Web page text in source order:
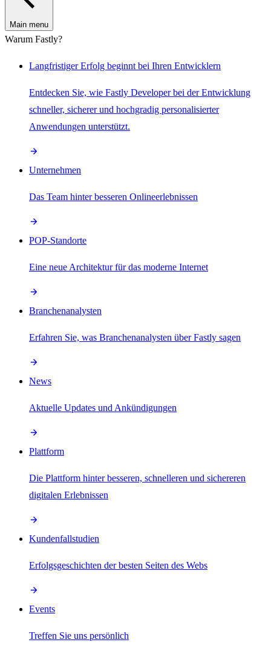
Main menu
Warum Fastly?
Langfristiger Erfolg beginnt bei Ihren Entwicklern
Entdecken Sie, wie Fastly Developer bei der Entwicklung
schneller, sicherer und hochgradig personalisierter
Anwendungen unterstützt.
Unternehmen
Das Team hinter besseren Onlineerlebnissen
POP-Standorte
Eine neue Architektur für das moderne Internet
Branchenanalysten
Erfahren Sie, was Branchenanalysten über Fastly sagen
News
Aktuelle Updates und Ankündigungen
Plattform
Die Plattform hinter besseren, schnelleren und sichereren
digitalen Erlebnissen
Kundenfallstudien
Erfolgsgeschichten der besten Seiten des Webs
Events
Treffen Sie uns persönlich